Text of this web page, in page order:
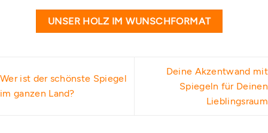
UNSER HOLZ IM WUNSCHFORMAT
Wer ist der schönste Spiegel
im ganzen Land?
Deine Akzentwand mit
Spiegeln für Deinen
Lieblingsraum